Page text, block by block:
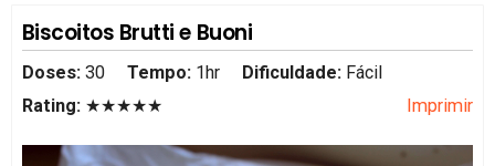
Biscoitos Brutti e Buoni
Doses: 30 Tempo: 1hr Dificuldade: Fácil
Rating: ★★★★★ Imprimir